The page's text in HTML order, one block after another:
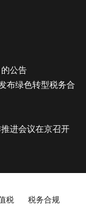
公告
布绿色转型税务合
进会议在京召开
税 税务合规